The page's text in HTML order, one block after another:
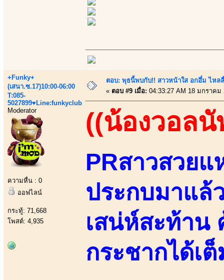
+Funky+
(เสนา.ซ.17)10:00-06:00
T:085-
5027899♥Line:funkyclub
Moderator
ความหื่น : 0
ออฟไลน์
กระทู้: 71,668
โพสต์: 4,935
ตอบ: พุธนี้พบกับ!! สาวหน้าใส อกอึ๋ม ไหล
« ตอบ #9 เมื่อ: 04:33:27 AM 18 มกราคม
((น้องวอลนั
PRสาวสวย
ประกบมาแล้
เสน่ห์สะท้าน
กระชากได้เ